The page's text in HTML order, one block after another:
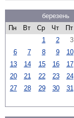
березень
Пн
Вт Ср Чт Пт
1
2 3
6
7 8 9 10
13
14 15 16 17
20
21 22 23 24
27
28 29 30 31